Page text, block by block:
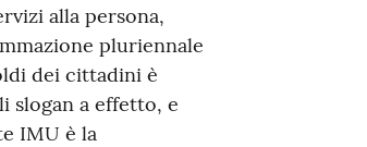
alla persona,
pluriennale
dei cittadini è
slogan a effetto, e
IMU è la